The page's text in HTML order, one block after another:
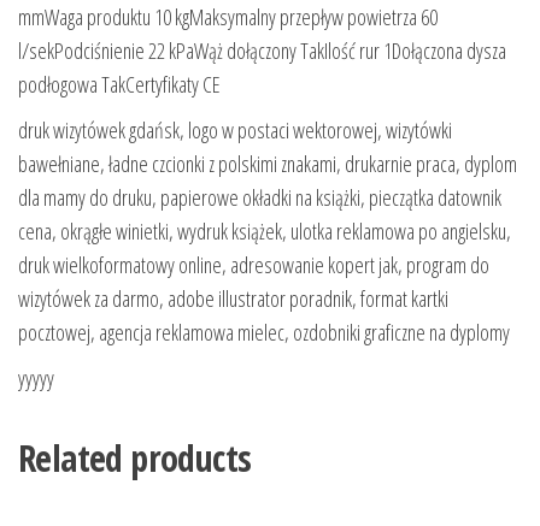
mmWaga produktu 10 kgMaksymalny przepływ powietrza 60
l/sekPodciśnienie 22 kPaWąż dołączony TakIlość rur 1Dołączona dysza
podłogowa TakCertyfikaty CE
druk wizytówek gdańsk, logo w postaci wektorowej, wizytówki
bawełniane, ładne czcionki z polskimi znakami, drukarnie praca, dyplom
dla mamy do druku, papierowe okładki na książki, pieczątka datownik
cena, okrągłe winietki, wydruk książek, ulotka reklamowa po angielsku,
druk wielkoformatowy online, adresowanie kopert jak, program do
wizytówek za darmo, adobe illustrator poradnik, format kartki
pocztowej, agencja reklamowa mielec, ozdobniki graficzne na dyplomy
yyyyy
Related products